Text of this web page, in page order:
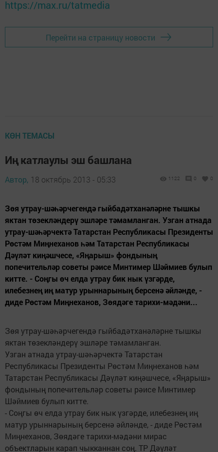
https://max.ru/tatmedia
Перейти на страницу новости
КӨН ТЕМАСЫ
Иң катлаулы эш башлана
Автор, 18 октябрь 2013 - 05:33 1122 0 0
Зөя утрау-шәһәрчегендә гыйбадәтханәләрне тышкы
яктан төзекләндерү эшләре тәмамланган. Узган атнада
утрау-шәһәрчектә Татарстан Республикасы Президенты
Рөстәм Миңнеханов һәм Татарстан Республикасы
Дәүләт киңәшчесе, «Яңарыш» фондының
попечительләр советы рәисе Минтимер Шәймиев булып
китте. - Соңгы өч елда утрау бик нык үзгәрде,
илебезнең иң матур урыннарының берсенә әйләнде, -
диде Рөстәм Миңнеханов, Зөядәге тарихи-мәдәни...
Зөя утрау-шәһәрчегендә гыйбадәтханәләрне тышкы
яктан төзекләндерү эшләре тәмамланган.
Узган атнада утрау-шәһәрчектә Татарстан
Республикасы Президенты Рөстәм Миңнеханов һәм
Татарстан Республикасы Дәүләт киңәшчесе, «Яңарыш»
фондының попечительләр советы рәисе Минтимер
Шәймиев булып китте.
- Соңгы өч елда утрау бик нык үзгәрде, илебезнең иң
матур урыннарының берсенә әйләнде, - диде Рөстәм
Миңнеханов, Зөядәге тарихи-мәдәни мирас
объектларын карап чыкканнан соң. ТР Дәүләт